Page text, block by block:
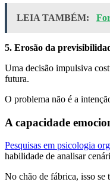
LEIA TAMBÉM:
5. Erosão da
Uma decisão impulsiva
futura.
O problema não é a
A capacidade
Pesquisas em psicologia
habilidade de analisar
No chão de fábrica, isso se